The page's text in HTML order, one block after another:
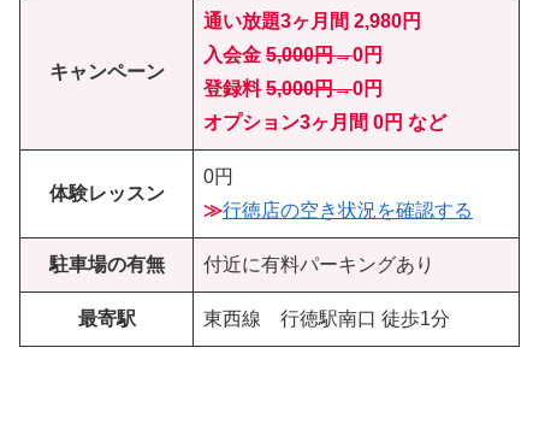
キャンペーン
通い放題3ヶ月間 2,980円
入会金 5,000円→0円
登録料5,000円→0円
オプション3ヶ月間 0円 など
体験レッスン
0円
≫行徳店の空き状況を確認する
駐車場の有無 付近に有料パーキングあり
最寄駅 東西線 行徳駅南口 徒歩1分